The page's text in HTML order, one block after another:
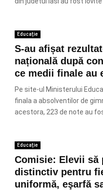
Educație
S-au afișat
națională după
ce medii finale au
Pe site-ul Ministerului
finala a absolventilor de
acestora, 223 de note au
Educație
Comisie: Elevii să
distinctiv pentru
uniformă, eşarfă